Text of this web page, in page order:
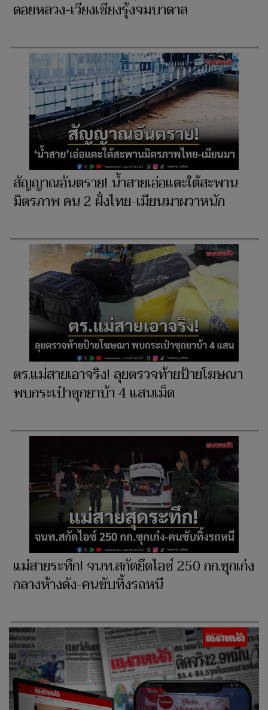
ดอยหลวง-เวียงเชียงรุ้งจมบาดาล
สัญญาณอันตราย! น้ำสายเอ่อแตะใต้สะพาน
มิตรภาพ คน 2 ฝั่งไทย-เมียนมาผวาหนัก
ตร.แม่สายเอาจริง! ลุยตรวจท้ายป้ายโฆษณา
พบกระเป๋าซุกยาบ้า 4 แสนเม็ด
แม่สายระทึก! จนท.สกัดยึดไอซ์ 250 กก.ซุกเก๋ง
กลางห้างดัง-คนขับทิ้งรถหนี